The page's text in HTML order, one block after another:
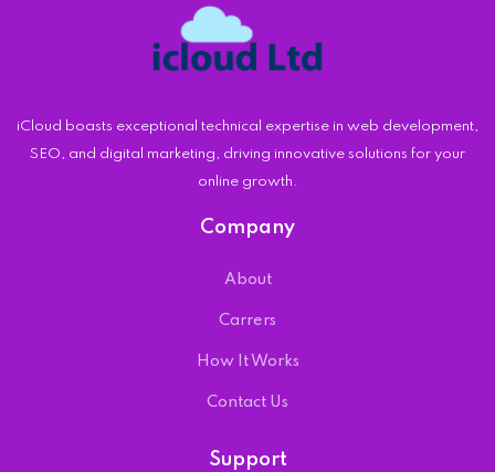
iCloud boasts exceptional technical expertise in web development,
SEO, and digital marketing, driving innovative solutions for your
online growth.
Company
About
Carrers
How It Works
Contact Us
Support